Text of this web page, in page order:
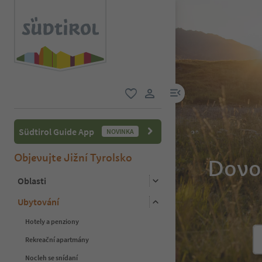
uživatelský odkaz
odkaz na menu
Südtirol Guide App NOVINKA
Objevujte Jižní Tyrolsko
Oblasti
Ubytování
Hotely a penziony
Rekreační apartmány
Nocleh se snídaní